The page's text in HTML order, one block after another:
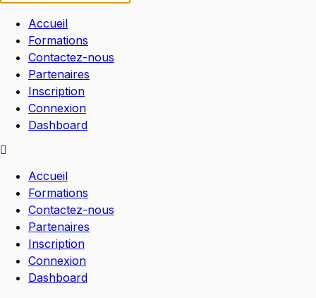
Accueil
Formations
Contactez-nous
Partenaires
Inscription
Connexion
Dashboard
Accueil
Formations
Contactez-nous
Partenaires
Inscription
Connexion
Dashboard